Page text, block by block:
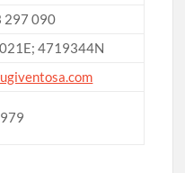
297 090
4719344N